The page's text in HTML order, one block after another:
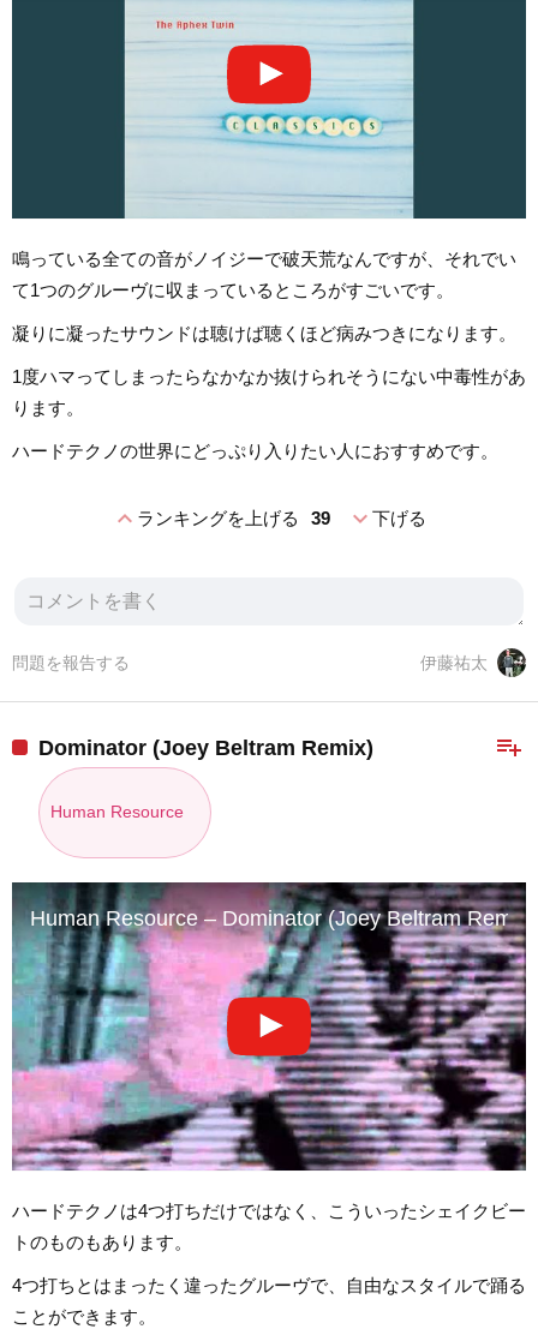
鳴っている全ての音がノイジーで破天荒なんですが、それでい
て1つのグルーヴに収まっているところがすごいです。
凝りに凝ったサウンドは聴けば聴くほど病みつきになります。
1度ハマってしまったらなかなか抜けられそうにない中毒性があ
ります。
ハードテクノの世界にどっぷり入りたい人におすすめです。
expand_lessランキングを上げる 39 expand_more下げる
伊藤祐太
問題を報告する
playlist_add
Dominator (Joey Beltram Remix)
Human Resource
Human Resource – Dominator (Joey Beltram
ハードテクノは4つ打ちだけではなく、こういったシェイクビー
トのものもあります。
4つ打ちとはまったく違ったグルーヴで、自由なスタイルで踊る
ことができます。